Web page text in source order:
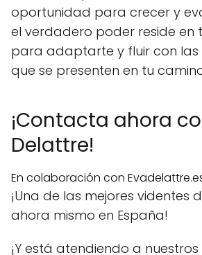
oportunidad para crecer y
el verdadero poder reside
para adaptarte y fluir con las
que se presenten en tu
¡Contacta ahora
Delattre!
En colaboración con
¡Una de las mejores videntes
ahora mismo en España!
¡Y está atendiendo a